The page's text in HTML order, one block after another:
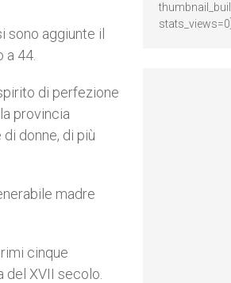
sono aggiunte il
44.
di perfezione
provincia
donne, di più
madre
cinque
XVII secolo.
stats_views=0]